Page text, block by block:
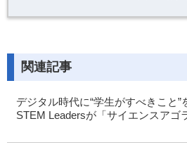
関連記事
デジタル時代に“学生がすべきこと”
STEM Leadersが「サイエンスアゴ